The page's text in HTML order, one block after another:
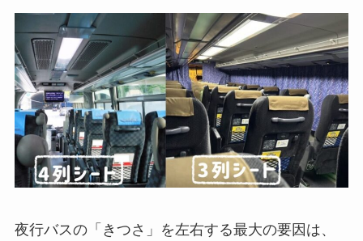
夜行バスの「きつさ」を左右する最大の要因は、